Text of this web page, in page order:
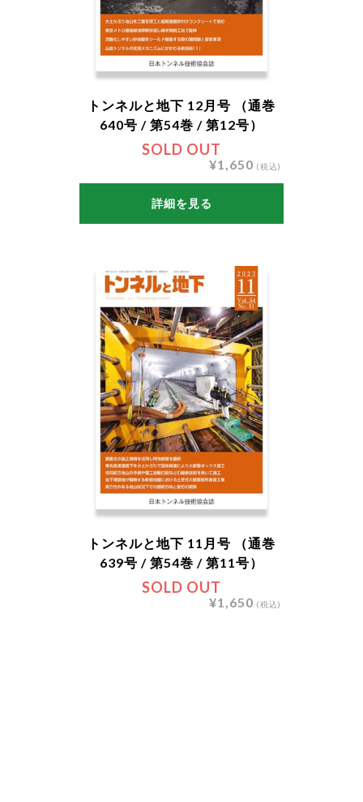
SOLD OUT
トンネルと地下 12月号 （通巻
640号 / 第54巻 / 第12号）
¥1,650 (税込)
詳細を見る
SOLD OUT
トンネルと地下 11月号 （通巻
639号 / 第54巻 / 第11号）
¥1,650 (税込)